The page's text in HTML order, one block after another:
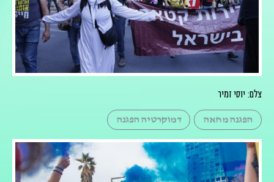
צלם: יוסי זמיר
הפגנה מחאה דמוקרטיה הפגנה